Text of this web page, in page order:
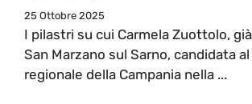
25 Ottobre 2025
I pilastri su cui Carmela Zuottolo,
San Marzano sul Sarno, candidata
regionale della Campania nella ...